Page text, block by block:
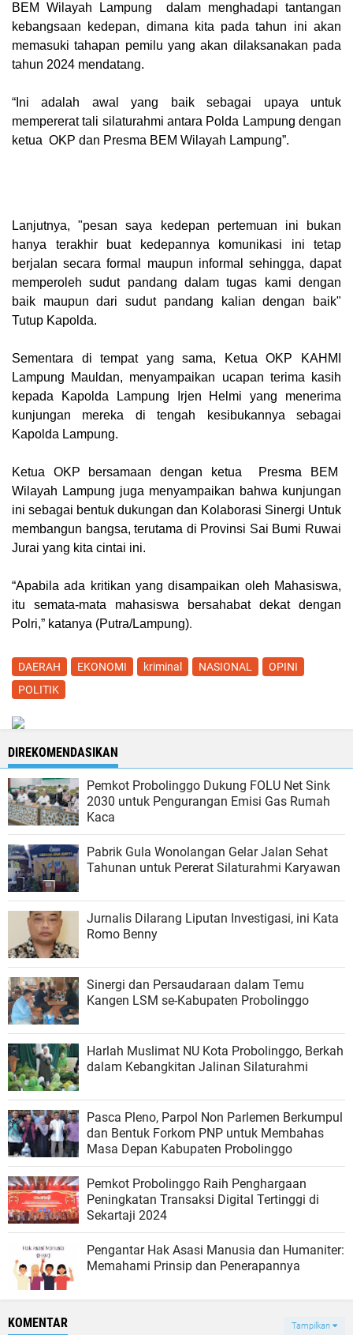
BEM Wilayah Lampung dalam menghadapi tantangan
kebangsaan kedepan, dimana kita pada tahun ini akan
memasuki tahapan pemilu yang akan dilaksanakan pada
tahun 2024 mendatang.
“Ini adalah awal yang baik sebagai upaya untuk
mempererat tali silaturahmi antara Polda Lampung dengan
ketua OKP dan Presma BEM Wilayah Lampung”.
Lanjutnya, "pesan saya kedepan pertemuan ini bukan
hanya terakhir buat kedepannya komunikasi ini tetap
berjalan secara formal maupun informal sehingga, dapat
memperoleh sudut pandang dalam tugas kami dengan
baik maupun dari sudut pandang kalian dengan baik"
Tutup Kapolda.
Sementara di tempat yang sama, Ketua OKP KAHMI
Lampung Mauldan, menyampaikan ucapan terima kasih
kepada Kapolda Lampung Irjen Helmi yang menerima
kunjungan mereka di tengah kesibukannya sebagai
Kapolda Lampung.
Ketua OKP bersamaan dengan ketua Presma BEM
Wilayah Lampung juga menyampaikan bahwa kunjungan
ini sebagai bentuk dukungan dan Kolaborasi Sinergi Untuk
membangun bangsa, terutama di Provinsi Sai Bumi Ruwai
Jurai yang kita cintai ini.
“Apabila ada kritikan yang disampaikan oleh Mahasiswa,
itu semata-mata mahasiswa bersahabat dekat dengan
Polri,” katanya (Putra/Lampung).
DAERAH EKONOMI kriminal NASIONAL
OPINI
POLITIK
DIREKOMENDASIKAN
Pemkot Probolinggo Dukung FOLU Net Sink
2030 untuk Pengurangan Emisi Gas Rumah
Kaca
Pabrik Gula Wonolangan Gelar Jalan Sehat
Tahunan untuk Pererat Silaturahmi Karyawan
Jurnalis Dilarang Liputan Investigasi, ini Kata
Romo Benny
Sinergi dan Persaudaraan dalam Temu
Kangen LSM se-Kabupaten Probolinggo
Harlah Muslimat NU Kota Probolinggo, Berkah
dalam Kebangkitan Jalinan Silaturahmi
Pasca Pleno, Parpol Non Parlemen Berkumpul
dan Bentuk Forkom PNP untuk Membahas
Masa Depan Kabupaten Probolinggo
Pemkot Probolinggo Raih Penghargaan
Peningkatan Transaksi Digital Tertinggi di
Sekartaji 2024
Pengantar Hak Asasi Manusia dan Humaniter:
Memahami Prinsip dan Penerapannya
KOMENTAR Tampilkan